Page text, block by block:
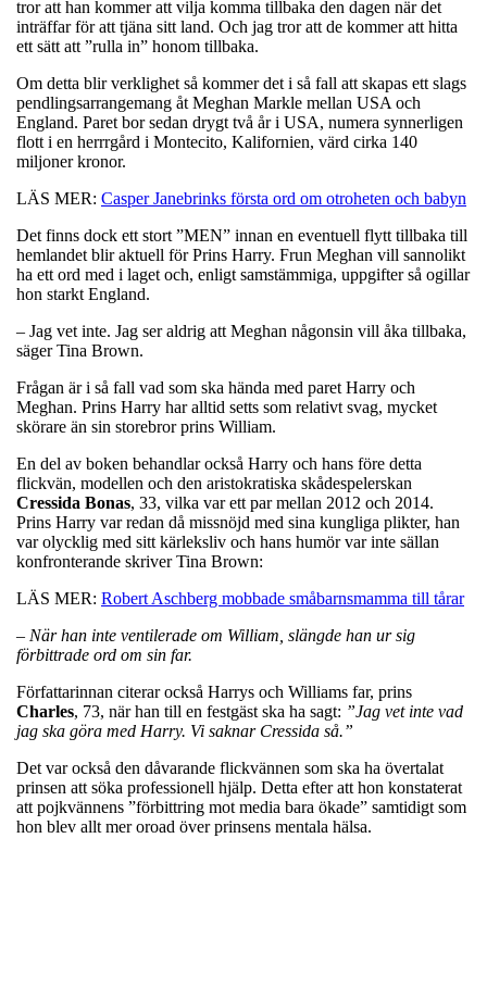
tror att han kommer att vilja komma tillbaka den dagen när det
inträffar för att tjäna sitt land. Och jag tror att de kommer att hitta
ett sätt att ”rulla in” honom tillbaka.
Om detta blir verklighet så kommer det i så fall att skapas ett slags
pendlingsarrangemang åt Meghan Markle mellan USA och
England. Paret bor sedan drygt två år i USA, numera synnerligen
flott i en herrrgård i Montecito, Kalifornien, värd cirka 140
miljoner kronor.
LÄS MER: Casper Janebrinks första ord om otroheten och babyn
Det finns dock ett stort ”MEN” innan en eventuell flytt tillbaka till
hemlandet blir aktuell för Prins Harry. Frun Meghan vill sannolikt
ha ett ord med i laget och, enligt samstämmiga, uppgifter så ogillar
hon starkt England.
– Jag vet inte. Jag ser aldrig att Meghan någonsin vill åka tillbaka,
säger Tina Brown.
Frågan är i så fall vad som ska hända med paret Harry och
Meghan. Prins Harry har alltid setts som relativt svag, mycket
skörare än sin storebror prins William.
En del av boken behandlar också Harry och hans före detta
flickvän, modellen och den aristokratiska skådespelerskan
Cressida Bonas, 33, vilka var ett par mellan 2012 och 2014.
Prins Harry var redan då missnöjd med sina kungliga plikter, han
var olycklig med sitt kärleksliv och hans humör var inte sällan
konfronterande skriver Tina Brown:
LÄS MER: Robert Aschberg mobbade småbarnsmamma till tårar
– När han inte ventilerade om William, slängde han ur sig
förbittrade ord om sin far.
Författarinnan citerar också Harrys och Williams far, prins
Charles, 73, när han till en festgäst ska ha sagt: ”Jag vet inte vad
jag ska göra med Harry. Vi saknar Cressida så.”
Det var också den dåvarande flickvännen som ska ha övertalat
prinsen att söka professionell hjälp. Detta efter att hon konstaterat
att pojkvännens ”förbittring mot media bara ökade” samtidigt som
hon blev allt mer oroad över prinsens mentala hälsa.